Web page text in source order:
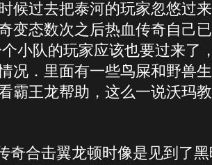
候过去把泰河的玩家忽悠过
变态数次之后热血传奇自己
小队的玩家应该也要过来了
况．里面有一些鸟屎和野兽
霸王龙帮助，这么一说沃玛
奇合击翼龙顿时像是见到了